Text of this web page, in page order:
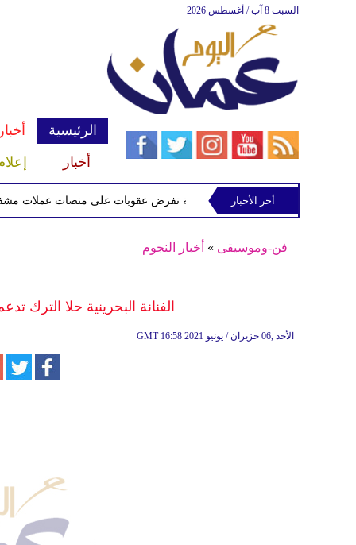
السبت 8 آب / أغسطس 2026
الرئيسية
أخبار
الخزانة الأميركية تفرض عقوبات على منصات عملات مشفرة
أخر الأخبار
فن-وموسيقى » أخبار النجوم
الفنانة البحرينية حلا
GMT 16:58 2021 الأحد ,06 حزيران / يونيو